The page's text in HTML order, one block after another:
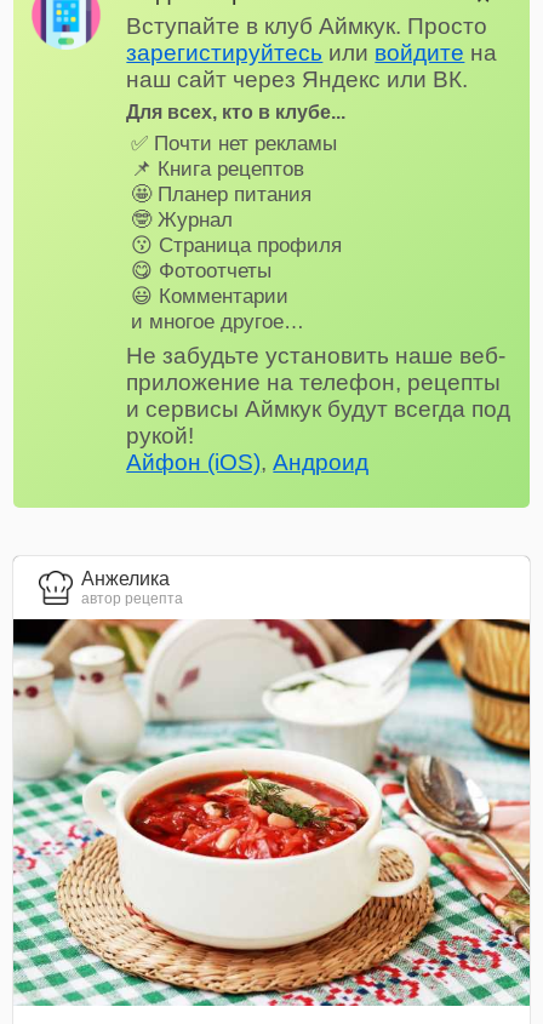
Вступайте в клуб Аймкук. Просто
зарегистируйтесь или войдите на
наш сайт через Яндекс или ВК.
Для всех, кто в клубе...
✅ Почти нет рекламы
📌 Книга рецептов
🤩 Планер питания
🤓 Журнал
😗 Страница профиля
😋 Фотоотчеты
😃 Комментарии
и многое другое…
Не забудьте установить наше веб-
приложение на телефон, рецепты
и сервисы Аймкук будут всегда под
рукой!
Айфон (iOS),Андроид
Анжелика
автор рецепта